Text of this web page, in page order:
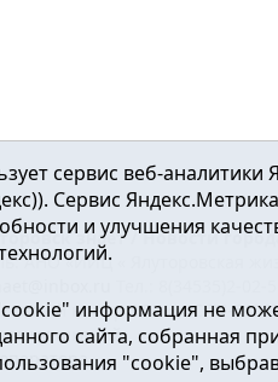
знает / Новости
АНО «ИИЦ « Ялуторовская
номер ЭЛ № ФС 77-
сервис веб-
Сервис
и улучшения
информация не
сайта, собранная
"cookie",